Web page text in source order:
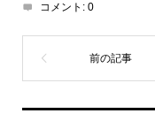
コメント: 0